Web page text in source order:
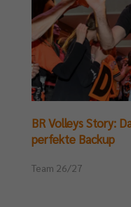
BR Volleys Story:
perfekte Backup
Team 26/27